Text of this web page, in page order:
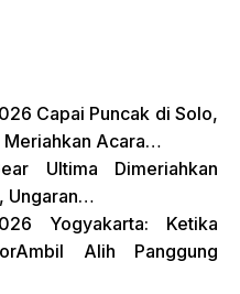
Capai Puncak di Solo,
Meriahkan Acara…
Ultima Dimeriahkan
Ungaran…
Yogyakarta: Ketika
Alih Panggung